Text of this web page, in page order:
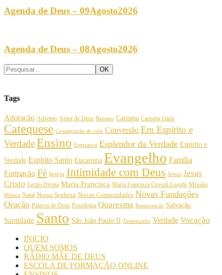
Agenda de Deus – 09Agosto2026
Agenda de Deus – 08Agosto2026
Tags
Adoração Advento Amor de Deus Batismo Carisma Carisma Oásis
Catequese Consagração de vida Conversão Em Espírito e
VerdadeEnsino Esperança Esplendor da Verdade Espírito e
Verdade Espírito Santo Eucaristia Evangelho Família
Formação Fé Igreja Intimidade com Deus Jesus Jesus
Cristo Lectio Divina Maria Francisca Maria Francisca Crocoli Longhi Missão
Música Natal Nossa Senhora Novas Comunidades Novas Fundações
Oração Palavra de Deus Psicologia Quaresma Ressurreição Salvação
Santidade Santo São João Paulo II Testemunho Verdade Vocação
INICIO
QUEM SOMOS
RÁDIO MÃE DE DEUS
ESCOLA DE FORMAÇÃO ONLINE